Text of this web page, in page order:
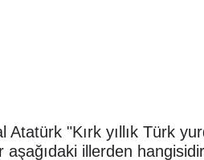
Atatürk "Kırk yıllık Türk
aşağıdaki illerden